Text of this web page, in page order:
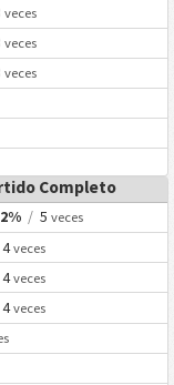
veces
veces
veces
Completo
/ 5veces
4veces
4veces
4veces